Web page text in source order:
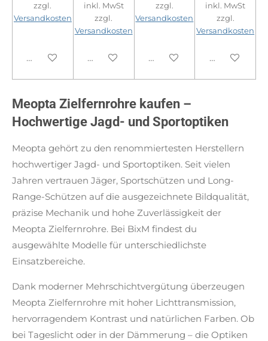
zzgl.
Versandkosten
In den Warenkorb
inkl. MwSt
zzgl.
Versandkosten
In den Warenkorb
zzgl.
Versandkosten
In den Warenkorb
inkl. MwSt
zzgl.
Versandkosten
In den
Meopta Zielfernrohre kaufen –
Hochwertige Jagd- und Sportoptiken
Meopta gehört zu den renommiertesten Herstellern
hochwertiger Jagd- und Sportoptiken. Seit vielen
Jahren vertrauen Jäger, Sportschützen und Long-
Range-Schützen auf die ausgezeichnete Bildqualität,
präzise Mechanik und hohe Zuverlässigkeit der
Meopta Zielfernrohre. Bei BixM findest du
ausgewählte Modelle für unterschiedlichste
Einsatzbereiche.
Dank moderner Mehrschichtvergütung überzeugen
Meopta Zielfernrohre mit hoher Lichttransmission,
hervorragendem Kontrast und natürlichen Farben. Ob
bei Tageslicht oder in der Dämmerung – die Optiken